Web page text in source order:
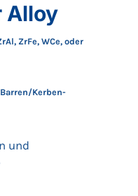
Alloy
ZrFe, WCe, oder
Kerben-
und